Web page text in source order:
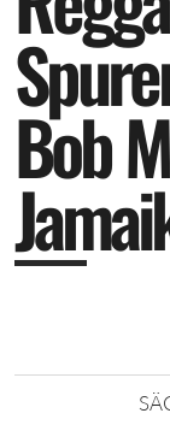
Spure
BobM
Jamai